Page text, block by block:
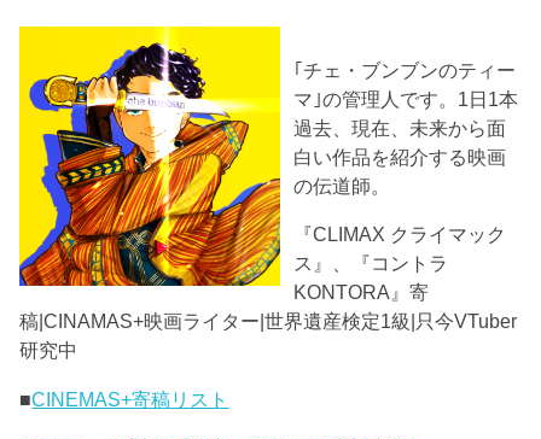
｢チェ・ブンブンのティー
マ｣の管理人です。1日1本
過去、現在、未来から面
白い作品を紹介する映画
の伝道師。
『CLIMAX クライマック
ス』、『コントラ
KONTORA』寄
稿|CINAMAS+映画ライター|世界遺産検定1級|只今VTuber
研究中
■CINEMAS+寄稿リスト